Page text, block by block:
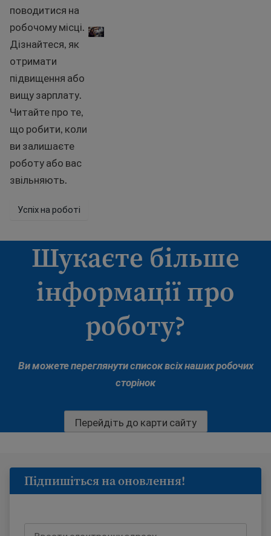
поводитися на
робочому місці.
Дізнайтеся, як
отримати
підвищення або
вищу зарплату.
Читайте про те,
що робити, коли
ви залишаєте
роботу або вас
звільняють.
Успіх на роботі
Шукаєте більше
інформації про
роботу?
Ви можете переглянути список всіх наших робочих
сторінок
Перейдіть до карти сайту
Підпишіться на оновлення!